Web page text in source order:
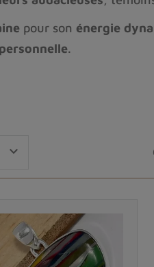
pour son énergie
.
